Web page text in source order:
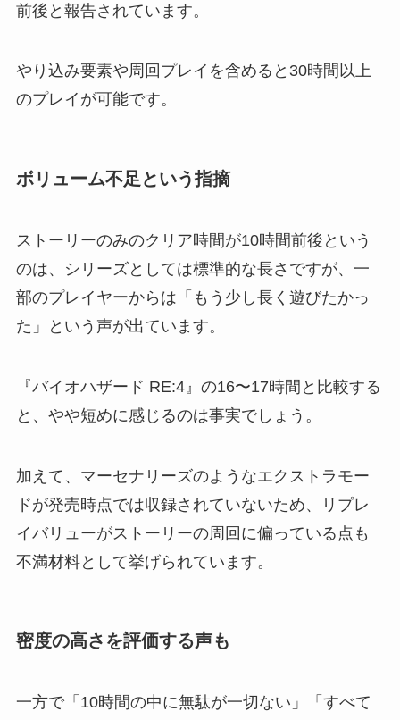
前後と報告されています。
やり込み要素や周回プレイを含めると30時間以上
のプレイが可能です。
ボリューム不足という指摘
ストーリーのみのクリア時間が10時間前後という
のは、シリーズとしては標準的な長さですが、一
部のプレイヤーからは「もう少し長く遊びたかっ
た」という声が出ています。
『バイオハザード RE:4』の16〜17時間と比較する
と、やや短めに感じるのは事実でしょう。
加えて、マーセナリーズのようなエクストラモー
ドが発売時点では収録されていないため、リプレ
イバリューがストーリーの周回に偏っている点も
不満材料として挙げられています。
密度の高さを評価する声も
一方で「10時間の中に無駄が一切ない」「すべて